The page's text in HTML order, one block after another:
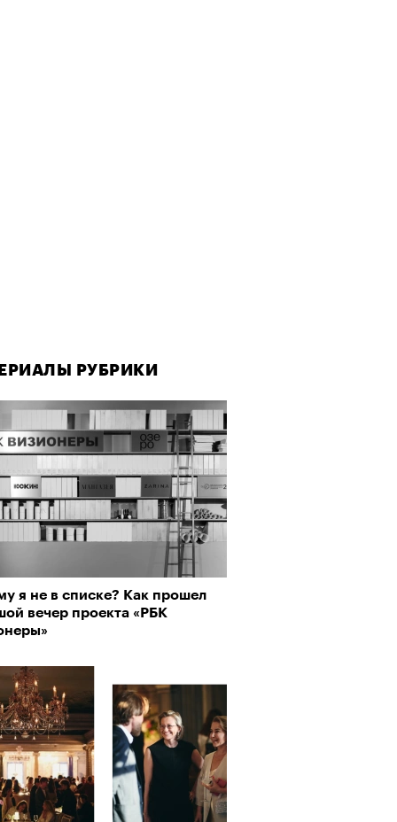
РУБРИКИ
я не в списке? Как прошел
вечер проекта «РБК
РУБРИКИ
2025: Япония наносит
удар